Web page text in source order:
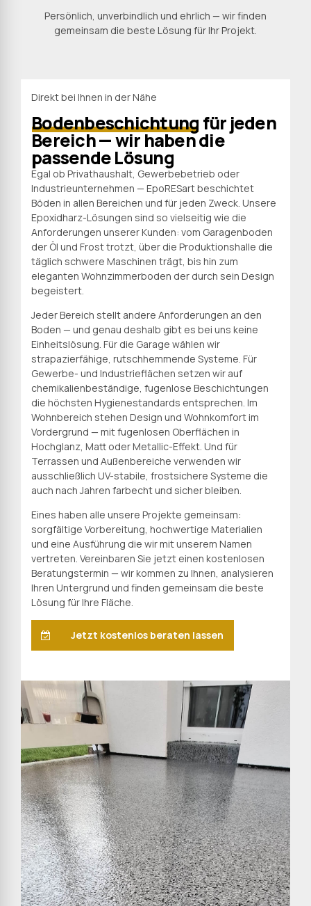
Persönlich, unverbindlich und ehrlich — wir finden
gemeinsam die beste Lösung für Ihr Projekt.
Direkt bei Ihnen in der Nähe
Bodenbeschichtung für jeden
Bereich — wir haben die
passende Lösung
Egal ob Privathaushalt, Gewerbebetrieb oder
Industrieunternehmen — EpoRESart beschichtet
Böden in allen Bereichen und für jeden Zweck. Unsere
Epoxidharz-Lösungen sind so vielseitig wie die
Anforderungen unserer Kunden: vom Garagenboden
der Öl und Frost trotzt, über die Produktionshalle die
täglich schwere Maschinen trägt, bis hin zum
eleganten Wohnzimmerboden der durch sein Design
begeistert.
Jeder Bereich stellt andere Anforderungen an den
Boden — und genau deshalb gibt es bei uns keine
Einheitslösung. Für die Garage wählen wir
strapazierfähige, rutschhemmende Systeme. Für
Gewerbe- und Industrieflächen setzen wir auf
chemikalienbeständige, fugenlose Beschichtungen
die höchsten Hygienestandards entsprechen. Im
Wohnbereich stehen Design und Wohnkomfort im
Vordergrund — mit fugenlosen Oberflächen in
Hochglanz, Matt oder Metallic-Effekt. Und für
Terrassen und Außenbereiche verwenden wir
ausschließlich UV-stabile, frostsichere Systeme die
auch nach Jahren farbecht und sicher bleiben.
Eines haben alle unsere Projekte gemeinsam:
sorgfältige Vorbereitung, hochwertige Materialien
und eine Ausführung die wir mit unserem Namen
vertreten. Vereinbaren Sie jetzt einen kostenlosen
Beratungstermin — wir kommen zu Ihnen, analysieren
Ihren Untergrund und finden gemeinsam die beste
Lösung für Ihre Fläche.
Jetzt kostenlos beraten lassen